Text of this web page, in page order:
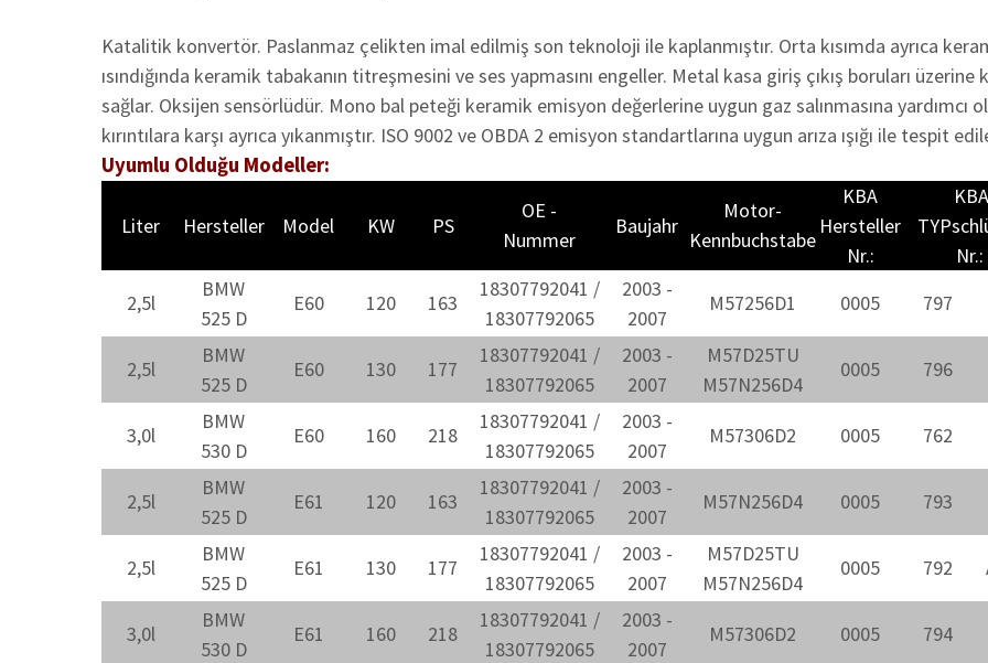
Katalitik konvertör. Paslanmaz çelikten imal edilmiş son teknoloji ile kaplanmıştır. Orta kısımda ayrıca
ısındığında keramik tabakanın titreşmesini ve ses yapmasını engeller. Metal kasa giriş çıkış boruları üzerine
sağlar. Oksijen sensörlüdür. Mono bal peteği keramik emisyon değerlerine uygun gaz salınmasına yardımcı
kırıntılara karşı ayrıca yıkanmıştır. ISO 9002 ve OBDA 2 emisyon standartlarına uygun arıza ışığı ile tespit
Uyumlu Olduğu Modeller:
Liter Hersteller Model KW PS
OE -
Nummer
Baujahr
Motor-
Kennbuchstabe
KBA
Hersteller
Nr.:
KBA
Nr.:
2,5l
BMW
525 D
E60 120 163
18307792041 /
18307792065
2003 -
2007
M57256D1 0005 797
2,5l
BMW
525 D
E60 130 177
18307792041 /
18307792065
2003 -
2007
M57D25TU
M57N256D4
0005 796
3,0l
BMW
530 D
E60 160 218
18307792041 /
18307792065
2003 -
2007
M57306D2 0005 762
2,5l
BMW
525 D
E61 120 163
18307792041 /
18307792065
2003 -
2007
M57N256D4 0005 793
2,5l
BMW
525 D
E61 130 177
18307792041 /
18307792065
2003 -
2007
M57D25TU
M57N256D4
0005 792
3,0l
BMW
530 D
E61 160 218
18307792041 /
18307792065
2003 -
2007
M57306D2 0005 794